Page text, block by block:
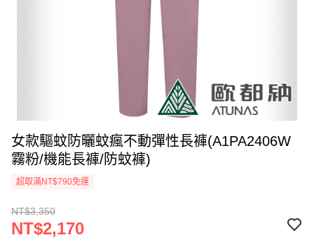
女款驅蚊防曬蚊瘋不動彈性長褲(A1PA2406W
霧粉/機能長褲/防蚊褲)
超取滿NT$790免運
NT$3,350
NT$2,170